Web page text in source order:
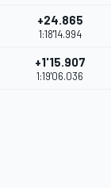
+24.865
1:18'14.994
+1'15.907
1:19'06.036